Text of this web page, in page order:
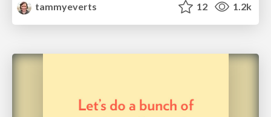
tammyeverts
12 1.2k